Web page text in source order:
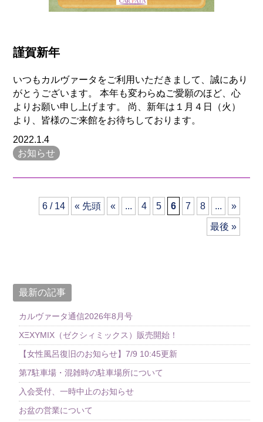
謹賀新年
いつもカルヴァータをご利用いただきまして、誠にあり
がとうございます。 本年も変わらぬご愛願のほど、心
よりお願い申し上げます。 尚、新年は１月４日（火）
より、皆様のご来館をお待ちしております。
2022.1.4
お知らせ
6 / 14 « 先頭 « ... 4 5 6 7 8 ... »
最後 »
最新の記事
カルヴァータ通信2026年8月号
XΞXYMIX（ゼクシィミックス）販売開始！
【女性風呂復旧のお知らせ】7/9 10:45更新
第7駐車場・混雑時の駐車場所について
入会受付、一時中止のお知らせ
お盆の営業について